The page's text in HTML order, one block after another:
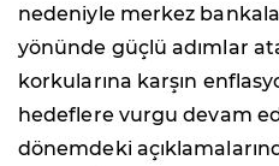
nedeniyle merkez
yönünde güçlü adımlar
korkularına karşın
hedeflere vurgu devam
dönemdeki